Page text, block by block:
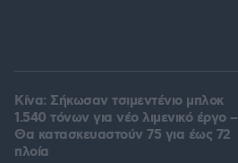
Κίνα: Σήκωσαν τσιμεντένιο μπλοκ
1.540 τόνων για νέο λιμενικό έργο –
Θα κατασκευαστούν 75 για έως 72
πλοία